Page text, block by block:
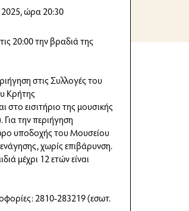
2025, ώρα 20:30
20:00 την βραδιά της
στις Συλλογές του
Κρήτης
στο εισιτήριο της μουσικής
την περιήγηση
υποδοχής του Μουσείου
χωρίς επιβάρυνση.
μέχρι 12 ετών είναι
2810-283219 (εσωτ.